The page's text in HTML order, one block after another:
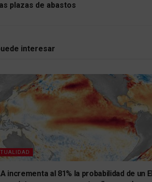
las plazas de abastos
interesar
incrementa al 81% la probabilidad de un